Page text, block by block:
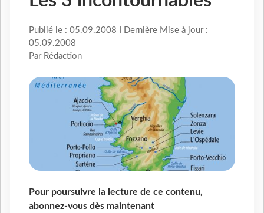
Publié le : 05.09.2008 I Dernière Mise à jour :
05.09.2008
Par Rédaction
Pour poursuivre la lecture de ce contenu,
abonnez-vous dès maintenant